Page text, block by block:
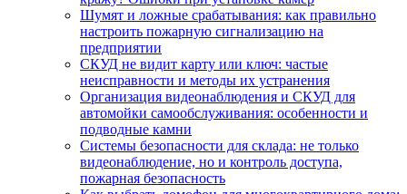
Шумят и ложные срабатывания: как правильно
настроить пожарную сигнализацию на
предприятии
СКУД не видит карту или ключ: частые
неисправности и методы их устранения
Организация видеонаблюдения и СКУД для
автомойки самообслуживания: особенности и
подводные камни
Системы безопасности для склада: не только
видеонаблюдение, но и контроль доступа,
пожарная безопасность